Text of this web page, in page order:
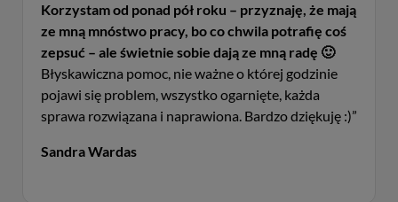
Korzystam od ponad pół roku – przyznaję, że mają
ze mną mnóstwo pracy, bo co chwila potrafię coś
zepsuć – ale świetnie sobie dają ze mną radę 🙂
Błyskawiczna pomoc, nie ważne o której godzinie
pojawi się problem, wszystko ogarnięte, każda
sprawa rozwiązana i naprawiona. Bardzo dziękuję :)”
Sandra Wardas